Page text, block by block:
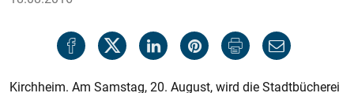
Kirchheim. Am Samstag, 20. August, wird die Stadtbücherei